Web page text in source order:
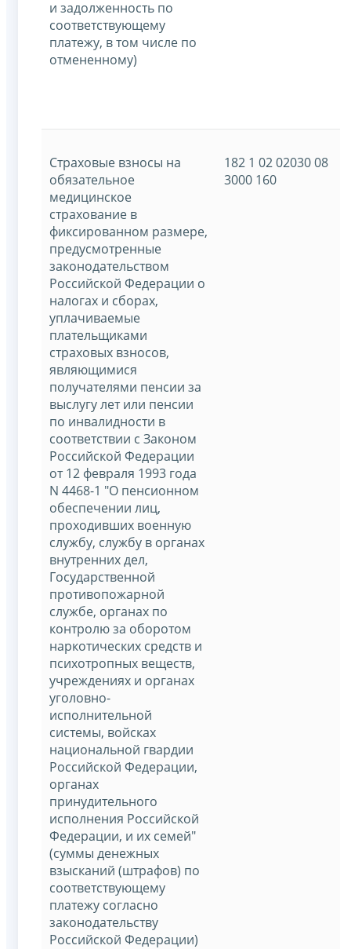
и задолженность по
соответствующему
платежу, в том числе по
отмененному)
Страховые взносы на
обязательное
медицинское
страхование в
фиксированном размере,
предусмотренные
законодательством
Российской Федерации о
налогах и сборах,
уплачиваемые
плательщиками
страховых взносов,
являющимися
получателями пенсии за
выслугу лет или пенсии
по инвалидности в
соответствии с Законом
Российской Федерации
от 12 февраля 1993 года
N 4468-1 "О пенсионном
обеспечении лиц,
проходивших военную
службу, службу в органах
внутренних дел,
Государственной
противопожарной
службе, органах по
контролю за оборотом
наркотических средств и
психотропных веществ,
учреждениях и органах
уголовно-
исполнительной
системы, войсках
национальной гвардии
Российской Федерации,
органах
принудительного
исполнения Российской
Федерации, и их семей"
(суммы денежных
взысканий (штрафов) по
соответствующему
платежу согласно
законодательству
Российской Федерации)
182 1 02 02030 08
3000 160